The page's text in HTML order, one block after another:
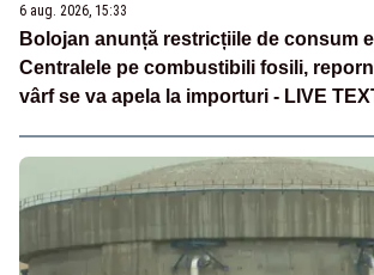
6 aug. 2026, 15:33
Bolojan anunță restricțiile de consum
Centralele pe combustibili fosili,
vârf se va apela la importuri - LIVE